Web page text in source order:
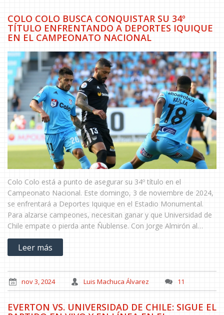
COLO COLO BUSCA CONQUISTAR SU 34º
TÍTULO ENFRENTANDO A DEPORTES IQUIQUE
EN EL CAMPEONATO NACIONAL
Colo Colo está a punto de asegurar su 34º título en el
Campeonato Nacional. Este domingo, 3 de noviembre de 2024,
se enfrentará a Deportes Iquique en el Estadio Monumental.
Para alzarse campeones, necesitan ganar y que Universidad de
Chile empate o pierda ante Ñublense. Con Jorge Almirón al
mando, el equipo contará con Carlos Palacios. El partido
comienza a las 18:00 horas, prometiendo ser un momento
histórico.
Leer más
nov 3, 2024 Luis Machuca Álvarez 11
EVERTON VS. UNIVERSIDAD DE CHILE: SIGUE EL